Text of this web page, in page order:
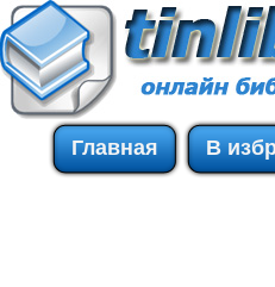
Главная В